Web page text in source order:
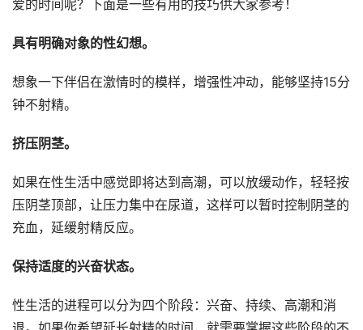
爱的时间呢？下面是一些有用的技巧供大家参考！
具有明确对象的性幻想。
想象一下伴侣在激情时的模样，增强性冲动，能够坚持15分
钟不射精。
挤压阴茎。
如果在性生活中感觉即将达到高潮，可以放缓动作，轻轻按
压阴茎顶部，让压力集中在尿道，这样可以暂时控制阴茎的
充血，延缓射精反应。
保持适度的兴奋状态。
性生活的进程可以分为四个阶段：兴奋、持续、高潮和消